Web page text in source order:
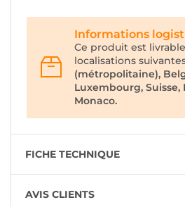
Informations
Ce produit est
localisations
(métropolitaine),
Luxembourg, Suisse,
Monaco.
FICHE TECHNIQUE
AVIS CLIENTS